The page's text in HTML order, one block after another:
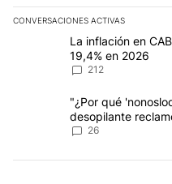
CONVERSACIONES ACTIVAS
Este listado muestra los
Un artículo de tendencia
La inflación en
19,4% en 2026
212
Un artículo de tendencia
"¿Por qué
desopilante
Malvinas
26